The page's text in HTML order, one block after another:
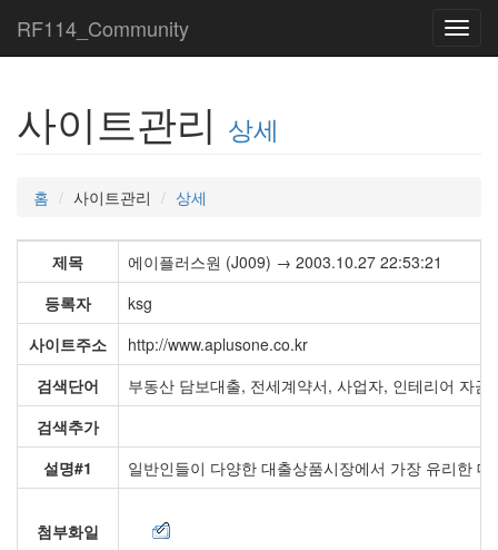
RF114_Community
사이트관리 상세
홈 사이트관리 상세
제목
에이플러스원 (J009) → 2003.10.27 22:53:21
등록자
ksg
사이트주소
http://www.aplusone.co.kr
검색단어
부동산 담보대출, 전세계약서, 사업자, 인테리어 자
검색추가
설명#1
일반인들이 다양한 대출상품시장에서 가장 유리한
첨부화일